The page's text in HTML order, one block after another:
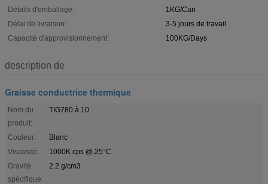
Détails d'emballage:
1KG/Can
Délai de livraison:
3-5 jours de travail
Capacité d'approvisionnement:
100KG/Days
description de
Graisse conductrice thermique
Nom du
produit:
TIG780 à 10
Couleur:
Blanc
Viscosité:
1000K cps @.25°C
Gravité
spécifique:
2.2 g/cm3